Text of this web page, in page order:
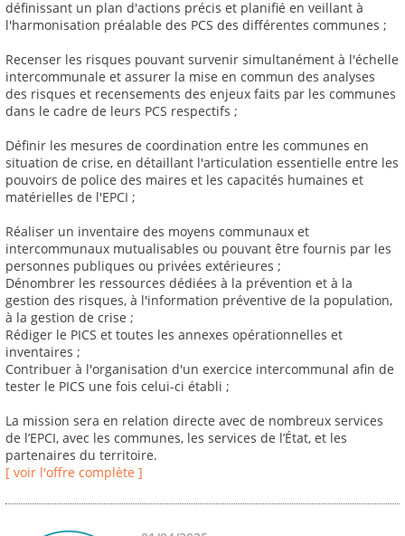
définissant un plan d'actions précis et planifié en veillant à
l'harmonisation préalable des PCS des différentes communes ;
Recenser les risques pouvant survenir simultanément à l'échelle
intercommunale et assurer la mise en commun des analyses
des risques et recensements des enjeux faits par les communes
dans le cadre de leurs PCS respectifs ;
Définir les mesures de coordination entre les communes en
situation de crise, en détaillant l'articulation essentielle entre les
pouvoirs de police des maires et les capacités humaines et
matérielles de l'EPCI ;
Réaliser un inventaire des moyens communaux et
intercommunaux mutualisables ou pouvant être fournis par les
personnes publiques ou privées extérieures ;
Dénombrer les ressources dédiées à la prévention et à la
gestion des risques, à l'information préventive de la population,
à la gestion de crise ;
Rédiger le PICS et toutes les annexes opérationnelles et
inventaires ;
Contribuer à l'organisation d'un exercice intercommunal afin de
tester le PICS une fois celui-ci établi ;
La mission sera en relation directe avec de nombreux services
de l’EPCI, avec les communes, les services de l’État, et les
partenaires du territoire.
[ voir l'offre complète ]